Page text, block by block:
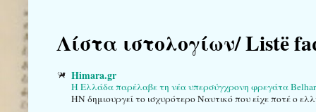
Λίστα ιστολογίων/ Listë
Himara.gr
Η Ελλάδα παρέλαβε τη νέα υπερσύγχρονη φρεγάτα
HN δημιουργεί το ισχυρότερο Ναυτικό που είχε ποτέ ο